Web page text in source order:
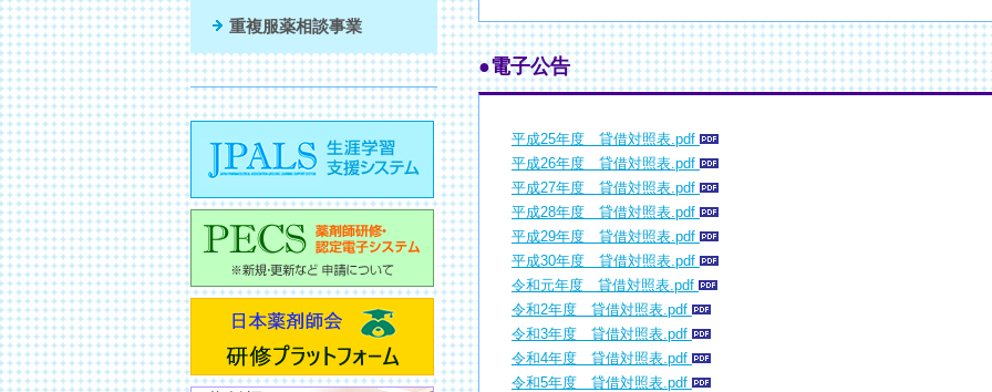
●電子公告
平成25年度 貸借対照表.pdf
平成26年度 貸借対照表.pdf
平成27年度 貸借対照表.pdf
平成28年度 貸借対照表.pdf
平成29年度 貸借対照表.pdf
平成30年度 貸借対照表.pdf
令和元年度 貸借対照表.pdf
令和2年度 貸借対照表.pdf
令和3年度 貸借対照表.pdf
令和4年度 貸借対照表.pdf
令和5年度 貸借対照表.pdf
重複服薬相談事業